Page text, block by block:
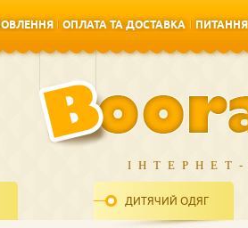
ОПЛАТА ТА ДОСТАВКА
ДИТЯЧИЙ ОДЯГ